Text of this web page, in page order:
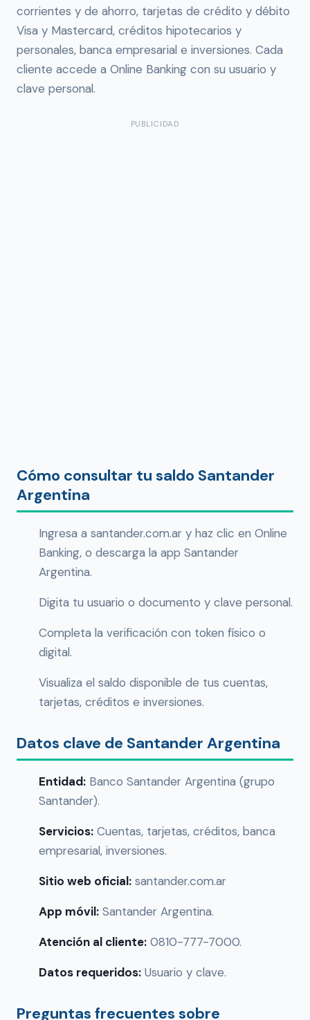
corrientes y de ahorro, tarjetas de crédito y débito
Visa y Mastercard, créditos hipotecarios y
personales, banca empresarial e inversiones. Cada
cliente accede a Online Banking con su usuario y
clave personal.
PUBLICIDAD
Cómo consultar tu saldo Santander
Argentina
Ingresa a santander.com.ar y haz clic en Online
Banking, o descarga la app Santander
Argentina.
Digita tu usuario o documento y clave personal.
Completa la verificación con token físico o
digital.
Visualiza el saldo disponible de tus cuentas,
tarjetas, créditos e inversiones.
Datos clave de Santander Argentina
Entidad: Banco Santander Argentina (grupo
Santander).
Servicios: Cuentas, tarjetas, créditos, banca
empresarial, inversiones.
Sitio web oficial: santander.com.ar
App móvil: Santander Argentina.
Atención al cliente: 0810-777-7000.
Datos requeridos: Usuario y clave.
Preguntas frecuentes sobre